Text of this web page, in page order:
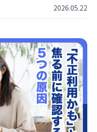
2026.05.22